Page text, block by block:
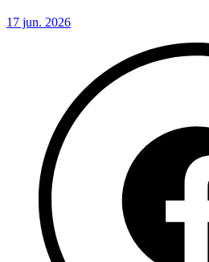
17 jun. 2026